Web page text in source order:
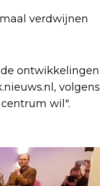
verdwijnen
ontwikkelingen
volgens
wil".